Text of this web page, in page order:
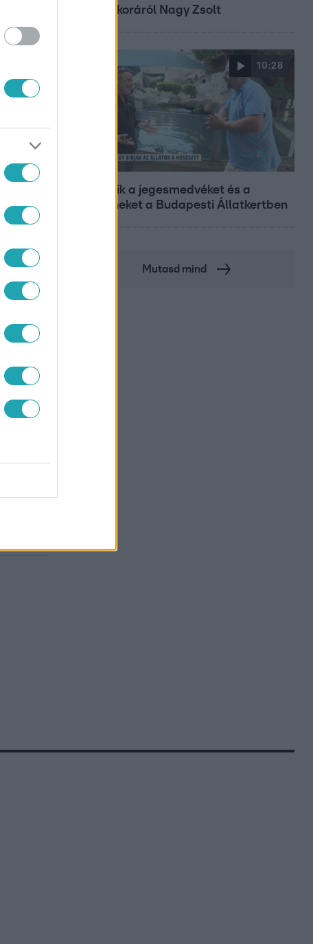
gyerekkoráról Nagy Zsolt
10:28
Így hűtik a jegesmedvéket és a
pingvineket a Budapesti Állatkertben
Mutasd mind